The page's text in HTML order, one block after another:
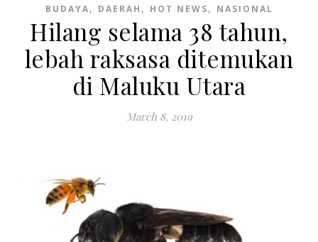
BUDAYA, DAERAH , HOT NEWS, NASIONAL
Hilang selama 38 tahun,
lebah raksasa ditemukan
di Maluku Utara
March 8, 2019